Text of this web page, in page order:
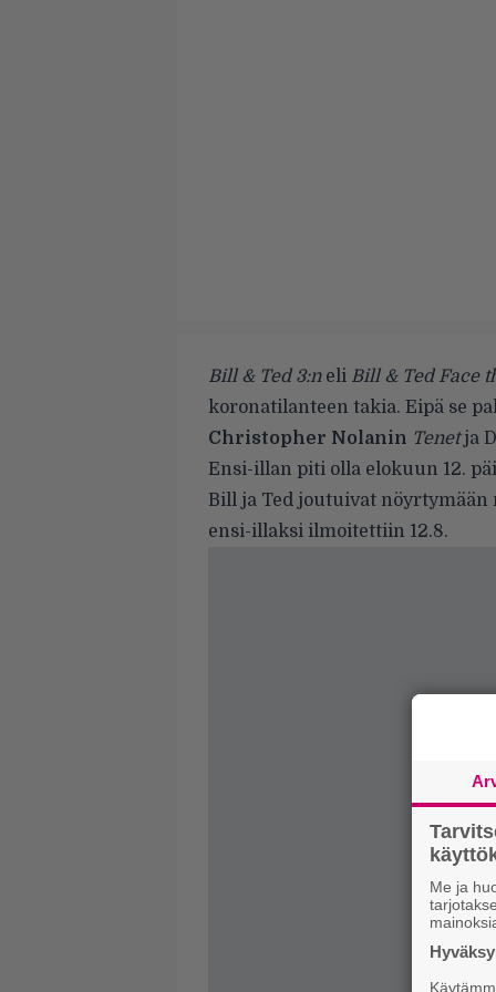
Bill & Ted 3:neli Bill & Ted Face
koronatilanteen takia. Eipä se
Christopher Nolanin Tenetja
Ensi-illan piti olla elokuun 12.
Bill ja Ted joutuivat nöyrtymään
ensi-illaksi ilmoitettiin 12.8.
Me ja